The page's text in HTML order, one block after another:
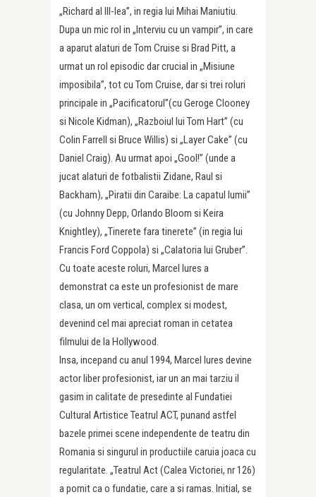
„Richard al III-lea”, in regia lui Mihai Maniutiu.
Dupa un mic rol in „Interviu cu un vampir”, in care
a aparut alaturi de Tom Cruise si Brad Pitt, a
urmat un rol episodic dar crucial in „Misiune
imposibila”, tot cu Tom Cruise, dar si trei roluri
principale in „Pacificatorul”(cu Geroge Clooney
si Nicole Kidman), „Razboiul lui Tom Hart” (cu
Colin Farrell si Bruce Willis) si „Layer Cake” (cu
Daniel Craig). Au urmat apoi „Gool!” (unde a
jucat alaturi de fotbalistii Zidane, Raul si
Backham), „Piratii din Caraibe: La capatul lumii”
(cu Johnny Depp, Orlando Bloom si Keira
Knightley), „Tinerete fara tinerete” (in regia lui
Francis Ford Coppola) si „Calatoria lui Gruber”.
Cu toate aceste roluri, Marcel Iures a
demonstrat ca este un profesionist de mare
clasa, un om vertical, complex si modest,
devenind cel mai apreciat roman in cetatea
filmului de la Hollywood.
Insa, incepand cu anul 1994, Marcel Iures devine
actor liber profesionist, iar un an mai tarziu il
gasim in calitate de presedinte al Fundatiei
Cultural Artistice Teatrul ACT, punand astfel
bazele primei scene independente de teatru din
Romania si singurul in productiile caruia joaca cu
regularitate. „Teatrul Act (Calea Victoriei, nr 126)
a pornit ca o fundatie, care a si ramas. Initial, se